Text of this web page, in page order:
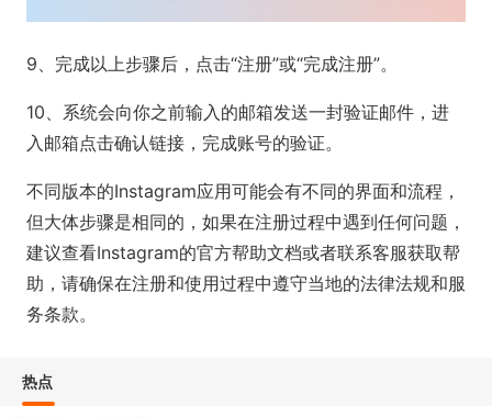
9、完成以上步骤后，点击“注册”或“完成注册”。
10、系统会向你之前输入的邮箱发送一封验证邮件，进
入邮箱点击确认链接，完成账号的验证。
不同版本的Instagram应用可能会有不同的界面和流程，
但大体步骤是相同的，如果在注册过程中遇到任何问题，
建议查看Instagram的官方帮助文档或者联系客服获取帮
助，请确保在注册和使用过程中遵守当地的法律法规和服
务条款。
热点